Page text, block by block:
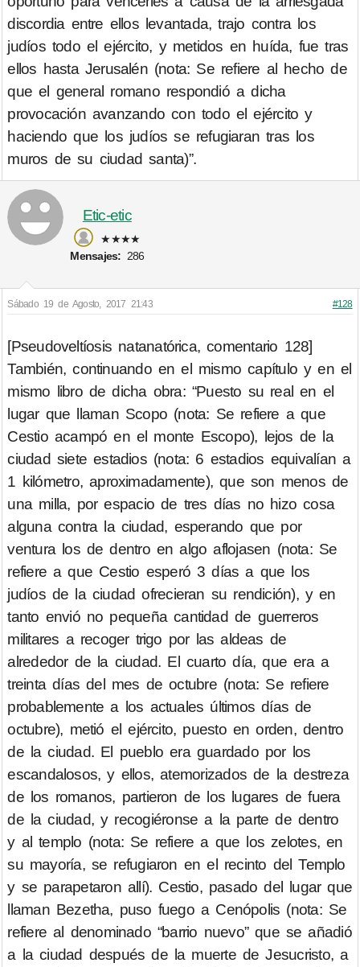
discordia entre ellos levantada, trajo contra los
judíos todo el ejército, y metidos en huída, fue tras
ellos hasta Jerusalén (nota: Se refiere al hecho de
que el general romano respondió a dicha
provocación avanzando con todo el ejército y
haciendo que los judíos se refugiaran tras los
muros de su ciudad santa)”.
Etic-etic
★★★★
Mensajes: 286
Sábado 19 de Agosto, 2017 21:43 #128
[Pseudoveltíosis natanatórica, comentario 128]
También, continuando en el mismo capítulo y en el
mismo libro de dicha obra: “Puesto su real en el
lugar que llaman Scopo (nota: Se refiere a que
Cestio acampó en el monte Escopo), lejos de la
ciudad siete estadios (nota: 6 estadios equivalían a
1 kilómetro, aproximadamente), que son menos de
una milla, por espacio de tres días no hizo cosa
alguna contra la ciudad, esperando que por
ventura los de dentro en algo aflojasen (nota: Se
refiere a que Cestio esperó 3 días a que los
judíos de la ciudad ofrecieran su rendición), y en
tanto envió no pequeña cantidad de guerreros
militares a recoger trigo por las aldeas de
alrededor de la ciudad. El cuarto día, que era a
treinta días del mes de octubre (nota: Se refiere
probablemente a los actuales últimos días de
octubre), metió el ejército, puesto en orden, dentro
de la ciudad. El pueblo era guardado por los
escandalosos, y ellos, atemorizados de la destreza
de los romanos, partieron de los lugares de fuera
de la ciudad, y recogiéronse a la parte de dentro
y al templo (nota: Se refiere a que los zelotes, en
su mayoría, se refugiaron en el recinto del Templo
y se parapetaron allí). Cestio, pasado del lugar que
llaman Bezetha, puso fuego a Cenópolis (nota: Se
refiere al denominado “barrio nuevo” que se añadió
a la ciudad después de la muerte de Jesucristo, a